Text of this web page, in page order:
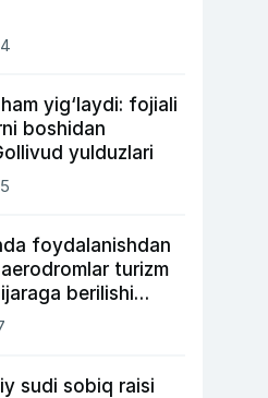
yig‘laydi: fojiali
boshidan
yulduzlari
foydalanishdan
turizm
berilishi
sudi sobiq raisi